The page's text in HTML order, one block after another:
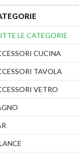
LE CATEGORIE
CUCINA
TAVOLA
VETRO